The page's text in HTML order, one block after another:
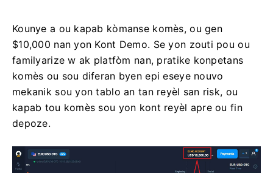
Kounye a ou kapab kòmanse komès, ou gen
$10,000 nan yon Kont Demo. Se yon zouti pou ou
familyarize w ak platfòm nan, pratike konpetans
komès ou sou diferan byen epi eseye nouvo
mekanik sou yon tablo an tan reyèl san risk, ou
kapab tou komès sou yon kont reyèl apre ou fin
depoze.